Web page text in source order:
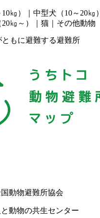
㎏）｜中型犬（10～20㎏）
20㎏～）｜猫｜その他動物
ともに避難する避難所
国動物避難所協会
と動物の共生センター